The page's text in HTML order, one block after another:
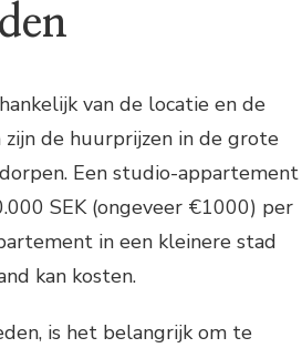
van de locatie en de
de huurprijzen in de grote
Een studio-appartement
SEK (ongeveer €1000) per
in een kleinere stad
kan kosten.
is het belangrijk om te